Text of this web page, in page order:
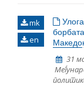
Датум на
mk
en
31